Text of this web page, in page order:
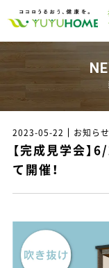
2023-05-22 お知らせ
【完成見学会
て開催！